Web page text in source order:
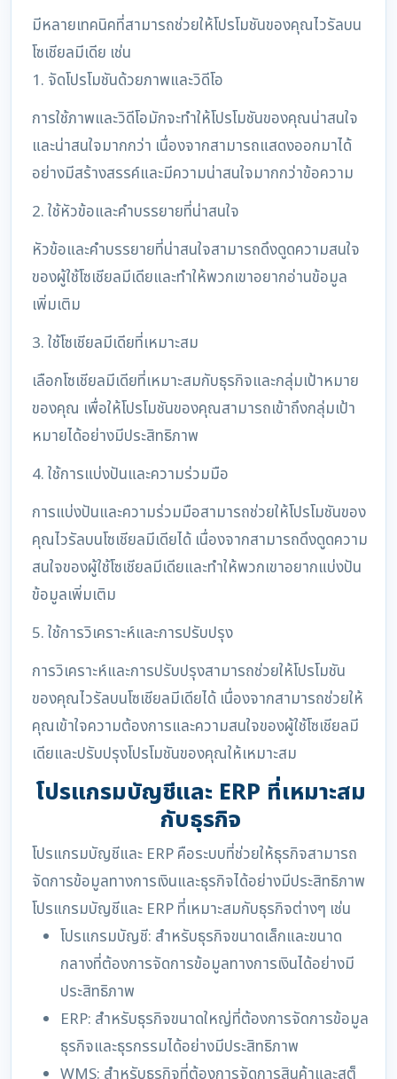
มีหลายเทคนิคที่สามารถช่วยให้โปรโมชันของคุณไวรัลบน
โซเชียลมีเดีย เช่น
1. จัดโปรโมชันด้วยภาพและวิดีโอ
การใช้ภาพและวิดีโอมักจะทำให้โปรโมชันของคุณน่าสนใจ
และน่าสนใจมากกว่า เนื่องจากสามารถแสดงออกมาได้
อย่างมีสร้างสรรค์และมีความน่าสนใจมากกว่าข้อความ
2. ใช้หัวข้อและคำบรรยายที่น่าสนใจ
หัวข้อและคำบรรยายที่น่าสนใจสามารถดึงดูดความสนใจ
ของผู้ใช้โซเชียลมีเดียและทำให้พวกเขาอยากอ่านข้อมูล
เพิ่มเติม
3. ใช้โซเชียลมีเดียที่เหมาะสม
เลือกโซเชียลมีเดียที่เหมาะสมกับธุรกิจและกลุ่มเป้าหมาย
ของคุณ เพื่อให้โปรโมชันของคุณสามารถเข้าถึงกลุ่มเป้า
หมายได้อย่างมีประสิทธิภาพ
4. ใช้การแบ่งปันและความร่วมมือ
การแบ่งปันและความร่วมมือสามารถช่วยให้โปรโมชันของ
คุณไวรัลบนโซเชียลมีเดียได้ เนื่องจากสามารถดึงดูดความ
สนใจของผู้ใช้โซเชียลมีเดียและทำให้พวกเขาอยากแบ่งปัน
ข้อมูลเพิ่มเติม
5. ใช้การวิเคราะห์และการปรับปรุง
การวิเคราะห์และการปรับปรุงสามารถช่วยให้โปรโมชัน
ของคุณไวรัลบนโซเชียลมีเดียได้ เนื่องจากสามารถช่วยให้
คุณเข้าใจความต้องการและความสนใจของผู้ใช้โซเชียลมี
เดียและปรับปรุงโปรโมชันของคุณให้เหมาะสม
โปรแกรมบัญชีและ ERP ที่เหมาะสม
กับธุรกิจ
โปรแกรมบัญชีและ ERP คือระบบที่ช่วยให้ธุรกิจสามารถ
จัดการข้อมูลทางการเงินและธุรกิจได้อย่างมีประสิทธิภาพ
โปรแกรมบัญชีและ ERP ที่เหมาะสมกับธุรกิจต่างๆ เช่น
โปรแกรมบัญชี: สำหรับธุรกิจขนาดเล็กและขนาด
กลางที่ต้องการจัดการข้อมูลทางการเงินได้อย่างมี
ประสิทธิภาพ
ERP: สำหรับธุรกิจขนาดใหญ่ที่ต้องการจัดการข้อมูล
ธุรกิจและธุรกรรมได้อย่างมีประสิทธิภาพ